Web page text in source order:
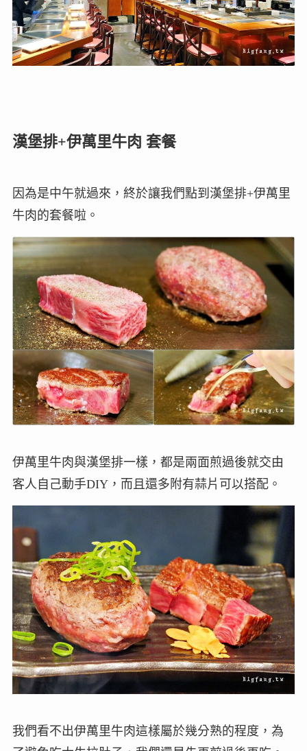
漢堡排+伊萬里牛肉 套餐
因為是中午就過來，終於讓我們點到漢堡排+伊萬里
牛肉的套餐啦。
伊萬里牛肉與漢堡排一樣，都是兩面煎過後就交由
客人自己動手DIY，而且還多附有蒜片可以搭配。
我們看不出伊萬里牛肉這樣屬於幾分熟的程度，為